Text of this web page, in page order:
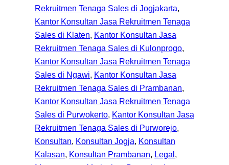
Rekruitmen Tenaga Sales di Jogjakarta
Kantor Konsultan Jasa Rekruitmen Tenaga
Sales di Klaten, Kantor Konsultan Jasa
Rekruitmen Tenaga Sales di Kulonprogo
Kantor Konsultan Jasa Rekruitmen Tenaga
Sales di Ngawi, Kantor Konsultan Jasa
Rekruitmen Tenaga Sales di Prambanan
Kantor Konsultan Jasa Rekruitmen Tenaga
Sales di Purwokerto, Kantor Konsultan Jasa
Rekruitmen Tenaga Sales di Purworejo
Konsultan, Konsultan Jogja, Konsultan
Kalasan, Konsultan Prambanan, Legal